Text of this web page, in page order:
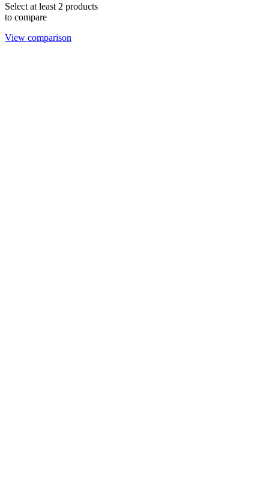
Select at least 2 products
to compare
View comparison